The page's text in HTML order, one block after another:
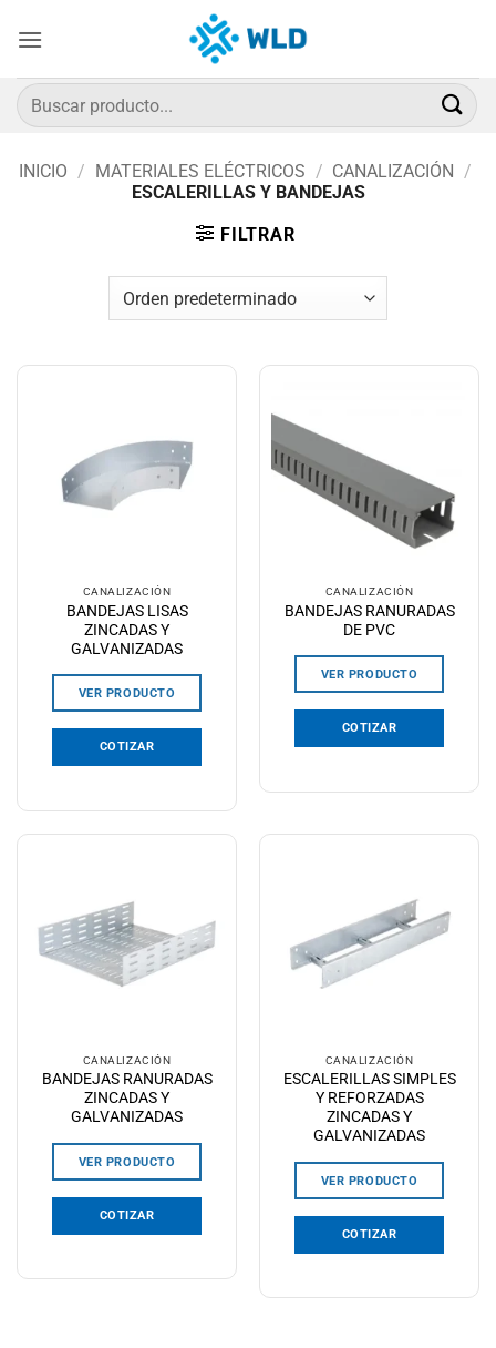
Buscar
por:
INICIO / MATERIALES ELÉCTRICOS / CANALIZACIÓN /
ESCALERILLAS Y BANDEJAS
FILTRAR
CANALIZACIÓN
BANDEJAS LISAS
ZINCADAS Y
GALVANIZADAS
VER PRODUCTO
COTIZAR
CANALIZACIÓN
BANDEJAS RANURADAS
DE PVC
VER PRODUCTO
COTIZAR
CANALIZACIÓN
BANDEJAS RANURADAS
ZINCADAS Y
GALVANIZADAS
VER PRODUCTO
COTIZAR
CANALIZACIÓN
ESCALERILLAS SIMPLES
Y REFORZADAS
ZINCADAS Y
GALVANIZADAS
VER PRODUCTO
COTIZAR